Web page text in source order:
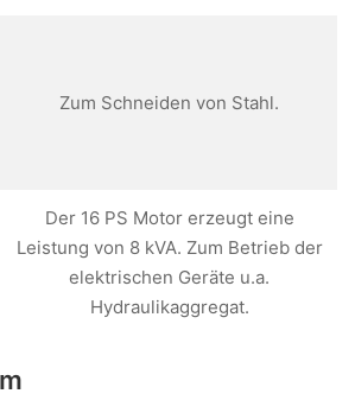
Zum Schneiden von Stahl.
Der 16 PS Motor erzeugt eine
Leistung von 8 kVA. Zum Betrieb der
elektrischen Geräte u.a.
Hydraulikaggregat.